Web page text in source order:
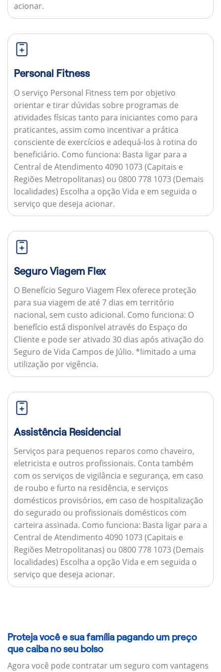
acionar.
Personal Fitness
O serviço Personal Fitness tem por objetivo
orientar e tirar dúvidas sobre programas de
atividades físicas tanto para iniciantes como para
praticantes, assim como incentivar a prática
consciente de exercícios e adequá-los à rotina do
beneficiário. Como funciona: Basta ligar para a
Central de Atendimento 4090 1073 (Capitais e
Regiões Metropolitanas) ou 0800 778 1073 (Demais
localidades) Escolha a opção Vida e em seguida o
serviço que deseja acionar.
Seguro Viagem Flex
O Benefício Seguro Viagem Flex oferece proteção
para sua viagem de até 7 dias em território
nacional, sem custo adicional. Como funciona: O
benefício está disponível através do Espaço do
Cliente e pode ser ativado 30 dias após ativação do
Seguro de Vida Campos de Júlio. *limitado a uma
utilização por vigência.
Assistência Residencial
Serviços para pequenos reparos como chaveiro,
eletricista e outros profissionais. Conta também
com os serviços de vigilância e segurança, em caso
de roubo e furto na residência, e serviços
domésticos provisórios, em caso de hospitalização
do segurado ou profissionais domésticos com
carteira assinada. Como funciona: Basta ligar para a
Central de Atendimento 4090 1073 (Capitais e
Regiões Metropolitanas) ou 0800 778 1073 (Demais
localidades) Escolha a opção Vida e em seguida o
serviço que deseja acionar.
Proteja você e sua família pagando um preço
que caiba no seu bolso
Agora você pode contratar um seguro com vantagens